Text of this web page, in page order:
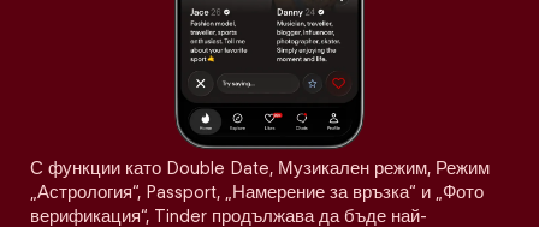
С функции като Double Date, Музикален режим, Режим
„Астрология“, Passport, „Намерение за връзка“ и „Фото
верификация“, Tinder продължава да бъде най-